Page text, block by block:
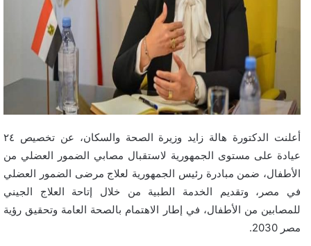
أعلنت الدكتورة هالة زايد وزيرة الصحة والسكان، عن تخصيص ٢٤
عيادة على مستوى الجمهورية لاستقبال مصابي الضمور العضلي من
الأطفال، ضمن مبادرة رئيس الجمهورية لعلاج مرضى الضمور العضلي
في مصر، وتقديم الخدمة الطبية من خلال إتاحة العلاج الجيني
للمصابين من الأطفال، في إطار الاهتمام بالصحة العامة وتحقيق رؤية
مصر 2030.